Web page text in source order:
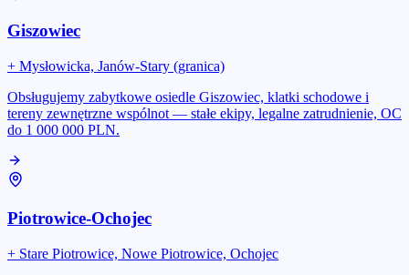
Giszowiec
+ Mysłowicka, Janów-Stary (granica)
Obsługujemy zabytkowe osiedle Giszowiec, klatki schodowe i
tereny zewnętrzne wspólnot — stałe ekipy, legalne zatrudnienie, OC
do 1 000 000 PLN.
Piotrowice-Ochojec
+ Stare Piotrowice, Nowe Piotrowice, Ochojec